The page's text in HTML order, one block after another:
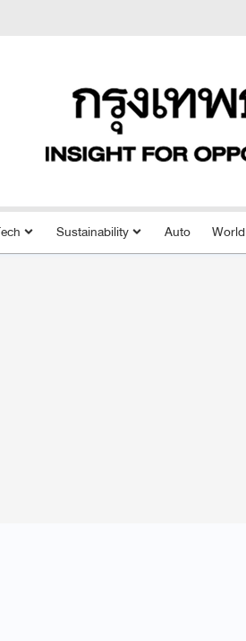
Sustainability Auto World